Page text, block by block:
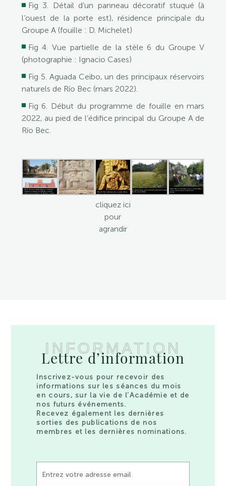
Fig 3. Détail d’un panneau décoratif stuqué (à
l’ouest de la porte est), résidence principale du
Groupe A (fouille : D. Michelet)
Fig 4. Vue partielle de la stèle 6 du Groupe V
(photographie : Ignacio Cases)
Fig 5. Aguada Ceibo, un des principaux réservoirs
naturels de Río Bec (mars 2022).
Fig 6. Début du programme de fouille en mars
2022, au pied de l’édifice principal du Groupe A de
Río Bec.
cliquez ici
pour
agrandir
INFORMATION
Lettre d’information
Inscrivez-vous pour recevoir des
informations sur les séances du mois
en cours, sur la vie de l’Académie et de
nos futurs événements.
Recevez également les dernières
sorties des publications de nos
membres et les dernières nominations.